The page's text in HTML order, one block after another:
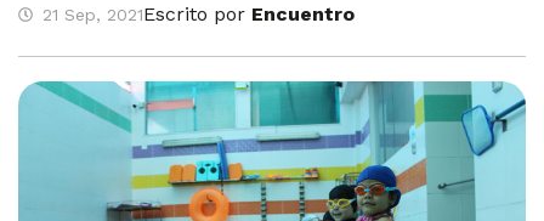
21 Sep, 2021Escrito por Encuentro